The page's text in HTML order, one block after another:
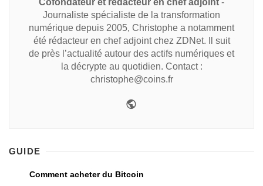
Cofondateur et rédacteur en chef adjoint -
Journaliste spécialiste de la transformation
numérique depuis 2005, Christophe a notamment
été rédacteur en chef adjoint chez ZDNet. Il suit
de près l’actualité autour des actifs numériques et
la décrypte au quotidien. Contact :
christophe@coins.fr
GUIDE
Comment acheter du Bitcoin